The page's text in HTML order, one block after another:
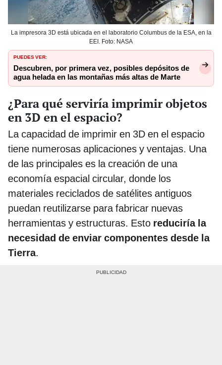
La impresora 3D está ubicada en el laboratorio Columbus de la ESA, en la
EEI. Foto: NASA
PUEDES VER:
Descubren, por primera vez, posibles depósitos de
agua helada en las montañas más altas de Marte
¿Para qué serviría imprimir objetos
en 3D en el espacio?
La capacidad de imprimir en 3D en el espacio
tiene numerosas aplicaciones y ventajas. Una
de las principales es la creación de una
economía espacial circular, donde los
materiales reciclados de satélites antiguos
puedan reutilizarse para fabricar nuevas
herramientas y estructuras. Esto reduciría la
necesidad de enviar componentes desde la
Tierra.